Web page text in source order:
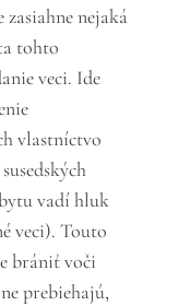
nejaká
tohto
veci. Ide
vlastníctvo
vadí hluk
veci). Touto
brániť voči
prebiehajú,